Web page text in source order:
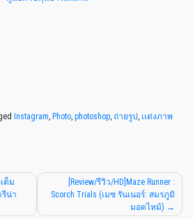
Instagram, Photo, photoshop, ถ่ายรูป, เเต่งภาพ
ต็ม
น่า
[Review/รีวิว/HD]Maze Runner :
Scorch Trials (เมซ รันเนอร์: สมรภูมิ
มอดไหม้)